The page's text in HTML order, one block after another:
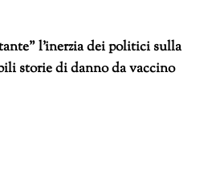
l’inerzia dei politici sulla
storie di danno da vaccino